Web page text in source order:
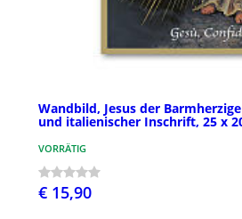
Wandbild, Jesus der
und italienischer Inschrift, 25 x
VORRÄTIG
€ 15,90